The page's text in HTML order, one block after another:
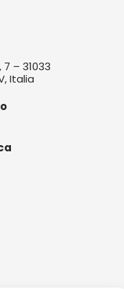
– 31033
Italia